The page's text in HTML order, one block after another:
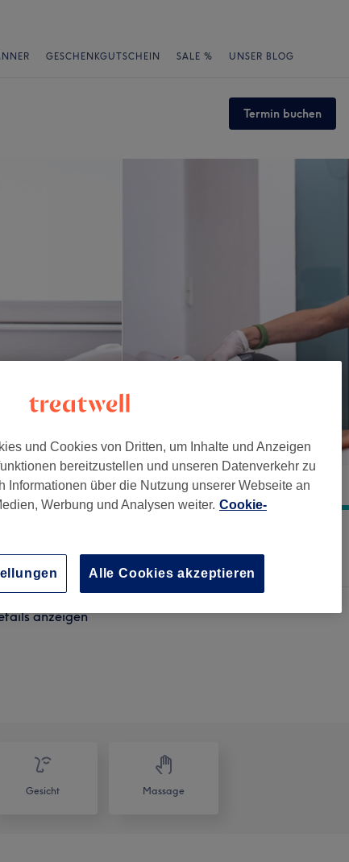
GESCHENKGUTSCHEIN SALE % UNSER BLOG
Termin buchen
anzeigen
anzeigen
Gesicht Massage
und Cookies von Dritten, um Inhalte und Anzeigen
bereitzustellen und unseren Datenverkehr zu
Informationen über die Nutzung unserer Webseite an
Werbung und Analysen weiter. Cookie-
Alle Cookies akzeptieren